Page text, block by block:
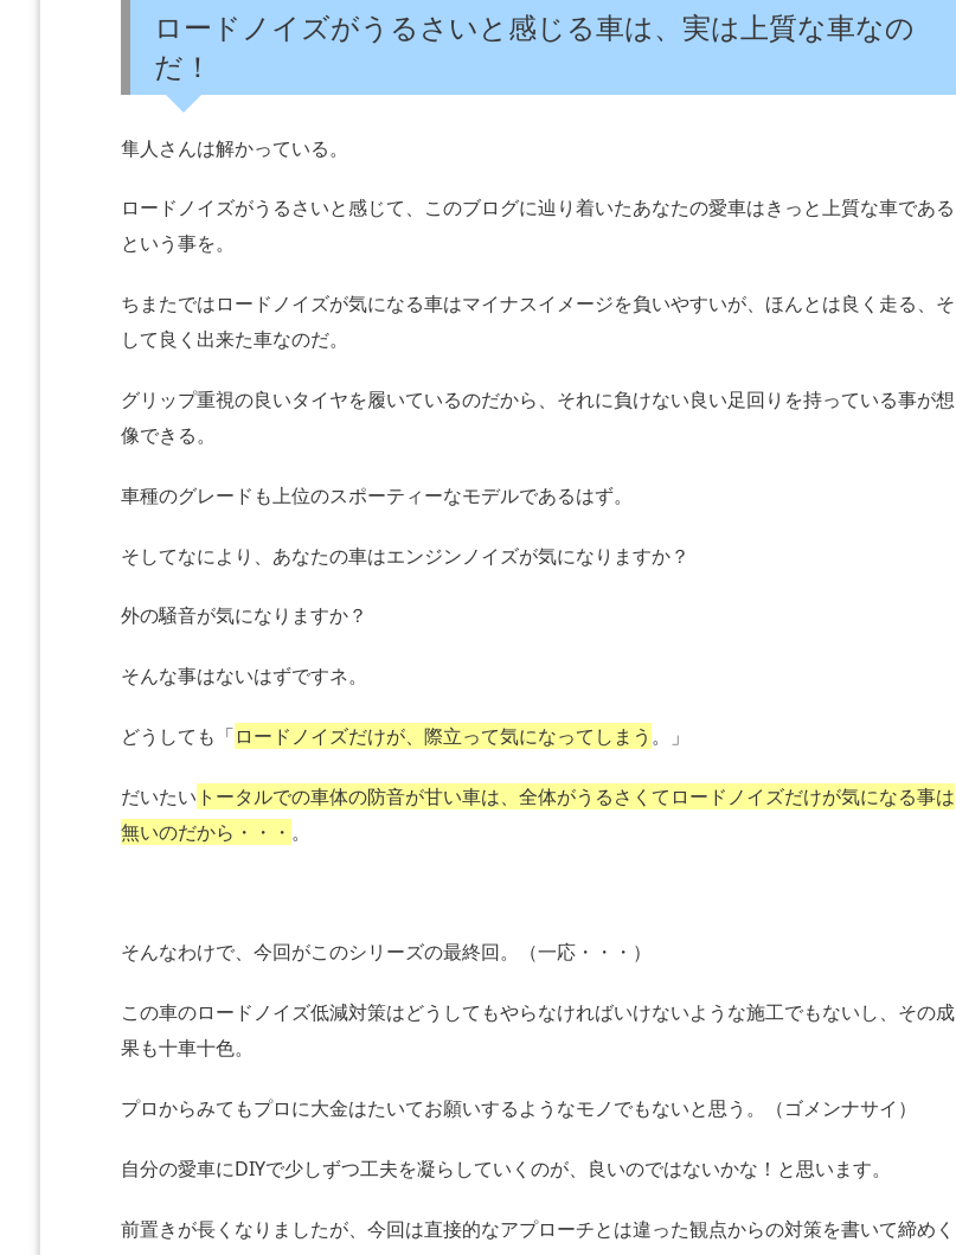
ロードノイズがうるさいと感じる車は、実は上質な車なの
だ！
隼人さんは解かっている。
ロードノイズがうるさいと感じて、このブログに辿り着いたあなたの愛車はきっと上質な車である
という事を。
ちまたではロードノイズが気になる車はマイナスイメージを負いやすいが、ほんとは良く走る、そ
して良く出来た車なのだ。
グリップ重視の良いタイヤを履いているのだから、それに負けない良い足回りを持っている事が想
像できる。
車種のグレードも上位のスポーティーなモデルであるはず。
そしてなにより、あなたの車はエンジンノイズが気になりますか？
外の騒音が気になりますか？
そんな事はないはずですネ。
どうしても「ロードノイズだけが、際立って気になってしまう 。」
だいたい トータルでの車体の防音が甘い車は、全体がうるさくてロードノイズだけが気になる事は
無いのだから・・・ 。
そんなわけで、今回がこのシリーズの最終回。（一応・・・）
この車のロードノイズ低減対策はどうしてもやらなければいけないような施工でもないし、その成
果も十車十色。
プロからみてもプロに大金はたいてお願いするようなモノでもないと思う。（ゴメンナサイ）
自分の愛車にDIYで少しずつ工夫を凝らしていくのが、良いのではないかな！と思います。
前置きが長くなりましたが、今回は直接的なアプローチとは違った観点からの対策を書いて締めく